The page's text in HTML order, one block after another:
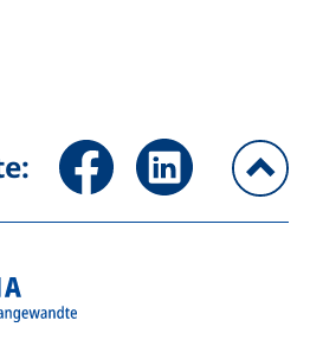
Ihr E-Mail-Programm)
Seite über Facebook teilen
Seite über